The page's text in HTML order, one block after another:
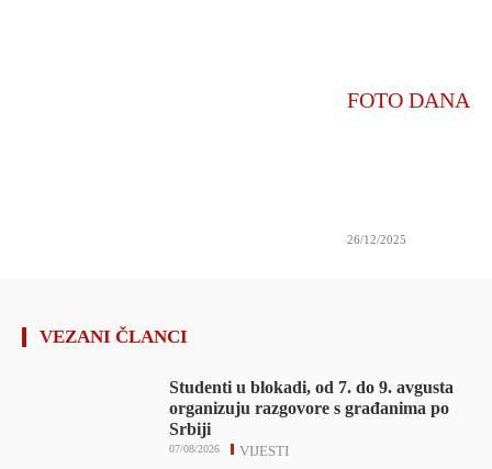
FOTO DANA
26/12/2025
VEZANI ČLANCI
Studenti u blokadi, od 7. do 9. avgusta
organizuju razgovore s građanima po
Srbiji
VIJESTI
07/08/2026